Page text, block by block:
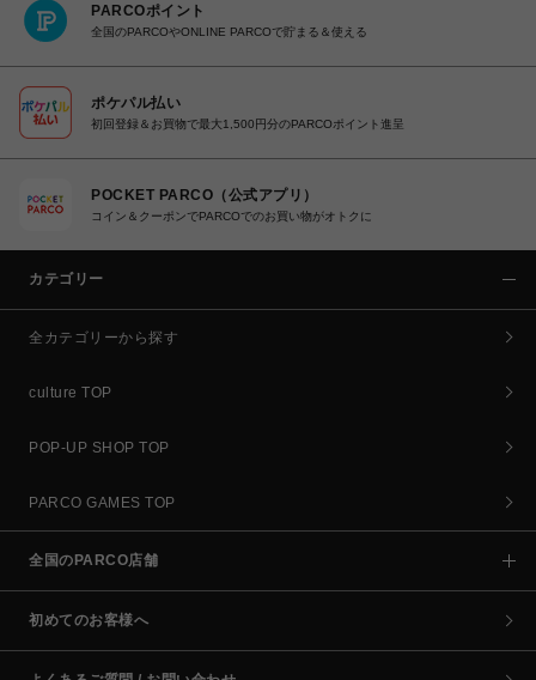
PARCOポイント
全国のPARCOやONLINE PARCOで貯まる＆使える
ポケパル払い
初回登録＆お買物で最大1,500円分のPARCOポイント進呈
POCKET PARCO（公式アプリ）
コイン＆クーポンでPARCOでのお買い物がオトクに
カテゴリー
全カテゴリーから探す
culture TOP
POP-UP SHOP TOP
PARCO GAMES TOP
全国のPARCO店舗
初めてのお客様へ